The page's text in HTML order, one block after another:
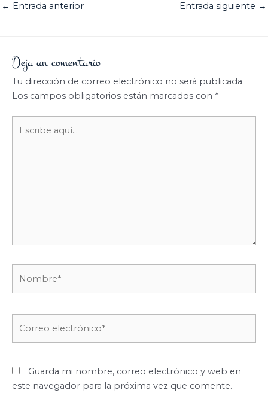
← Entrada anterior Entrada siguiente →
Deja un comentario
Tu dirección de correo electrónico no será publicada.
Los campos obligatorios están marcados con *
aquí...
Guarda mi nombre, correo electrónico y web en
este navegador para la próxima vez que comente.